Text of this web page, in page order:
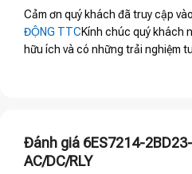
Cảm ơn quý khách đã truy cập
ĐỘNG TTCKính chúc quý khách
hữu ích và có những trải nghiệm
Đánh giá 6ES7214-
AC/DC/RLY